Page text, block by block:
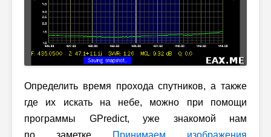
Определить время прохода спутников, а также
где их искать на небе, можно при помощи
программы GPredict, уже знакомой нам